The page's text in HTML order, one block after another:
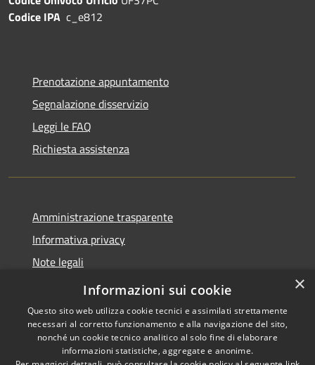
Codice IPA c_e812
Prenotazione appuntamento
Segnalazione disservizio
Leggi le FAQ
Richiesta assistenza
Amministrazione trasparente
Informativa privacy
Note legali
Dichiarazione di accessibilità
Copyright © 2026 • Comune di
×
Informazioni sui cookie
Questo sito web utilizza cookie tecnici e assimilati strettamente
necessari al corretto funzionamento e alla navigazione del sito,
nonché un cookie tecnico analitico al solo fine di elaborare
informazioni statistiche, aggregate e anonime.